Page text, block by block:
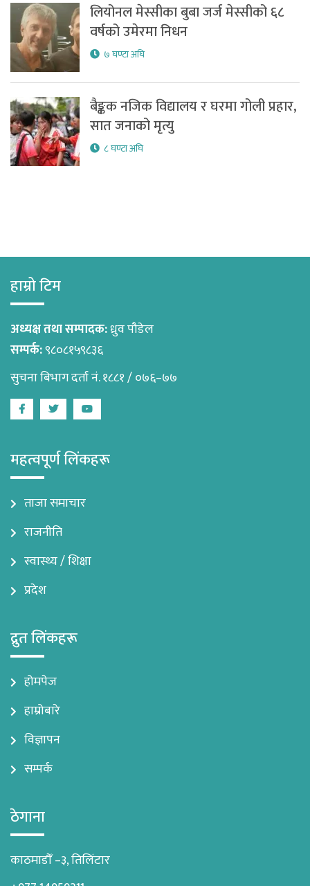
लियोनल मेस्सीका बुबा जर्ज मेस्सीको ६८
वर्षको उमेरमा निधन
७ घण्टा अघि
बैङ्कक नजिक विद्यालय र घरमा गोली प्रहार,
सात जनाको मृत्यु
८ घण्टा अघि
हाम्रो टिम
अध्यक्ष तथा सम्पादक:ध्रुव पौडेल
सम्पर्क:९८०८१५९८३६
सुचना बिभाग दर्ता नं. १८८१ / ०७६–७७
FacebookTwitterYoutube
महत्वपूर्ण लिंकहरू
ताजा समाचार
राजनीति
स्वास्थ्य / शिक्षा
प्रदेश
द्रुत लिंकहरू
होमपेज
हाम्रोबारे
विज्ञापन
सम्पर्क
ठेगाना
काठमाडौँ –३, तिलिंटार